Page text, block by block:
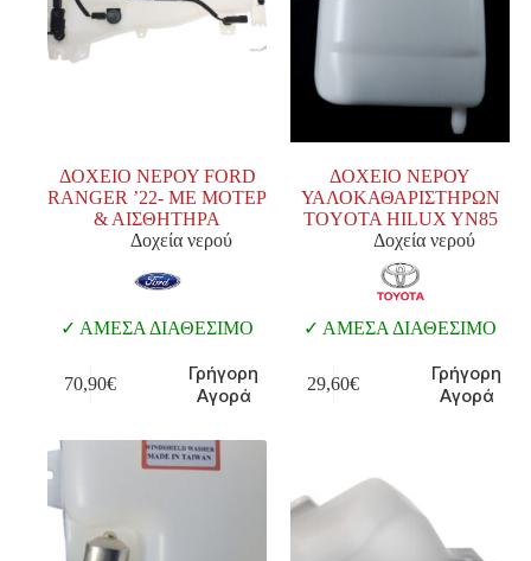
ΔΟΧΕΙΟ ΝΕΡΟΥ FORD
RANGER ’22- ΜΕ ΜΟΤΕΡ
& ΑΙΣΘΗΤΗΡΑ
Δοχεία νερού
ΑΜΕΣΑ ΔΙΑΘΕΣΙΜΟ
70,90€
Γρήγορη
Αγορά
ΔΟΧΕΙΟ ΝΕΡΟΥ
ΥΑΛΟΚΑΘΑΡΙΣΤΗΡΩΝ
TOYOTA HILUX YN85
Δοχεία νερού
ΑΜΕΣΑ ΔΙΑΘΕΣΙΜΟ
29,60€
Γρήγορη
Αγορά